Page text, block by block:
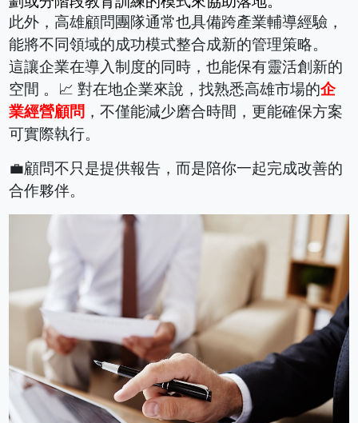
此外，高雄顧問團隊通常也具備跨產業輔導經驗，
能將不同領域的成功模式整合成新的管理策略。
這讓企業在導入制度的同時，也能保有靈活創新的
空間 。📈 對在地企業來說，找熟悉高雄市場的企
業經營顧問 ，不僅能減少磨合時間，更能確保方案
可實際執行。
💼顧問不只是提供報告，而是陪你一起完成改善的
合作夥伴。